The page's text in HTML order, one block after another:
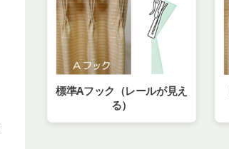
標準Aフック（レールが見え
る）